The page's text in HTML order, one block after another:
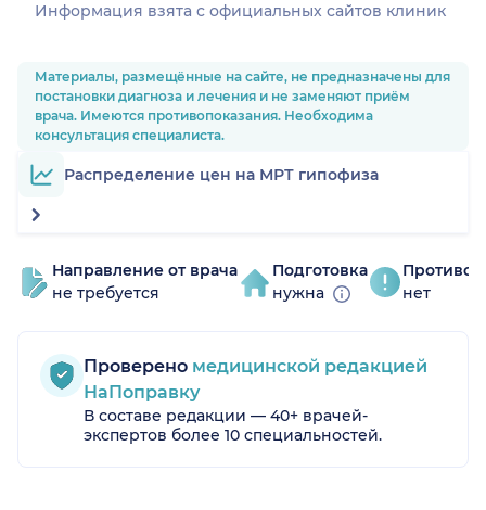
Информация взята c официальных сайтов клиник
Материалы, размещённые на сайте, не предназначены для
постановки диагноза и лечения и не заменяют приём
врача. Имеются противопоказания. Необходима
консультация специалиста.
Распределение цен на МРТ гипофиза
Направление от врача
не требуется
Подготовка
нужна
нет
Проверено медицинской редакцией
НаПоправку
В составе редакции — 40+ врачей-
экспертов более 10 специальностей.